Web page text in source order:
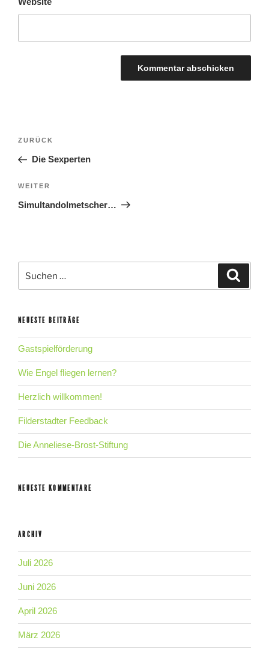
BEITRAGSNAVIGATION
Vorheriger
Beitrag
ZURÜCK
Die Sexperten
Nächster
Beitrag
WEITER
Simultandolmetscher…
nach:
NEUESTE BEITRÄGE
Gastspielförderung
Wie Engel fliegen lernen?
Herzlich willkommen!
Filderstadter Feedback
Die Anneliese-Brost-Stiftung
NEUESTE KOMMENTARE
ARCHIV
Juli 2026
Juni 2026
April 2026
März 2026